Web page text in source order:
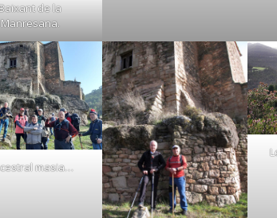
de la
Manresana.
masia…